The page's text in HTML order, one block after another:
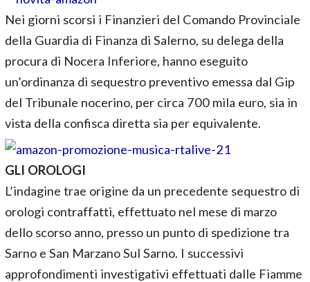
Nei giorni scorsi i Finanzieri del Comando Provinciale
della Guardia di Finanza di Salerno, su delega della
procura di Nocera Inferiore, hanno eseguito
un’ordinanza di sequestro preventivo emessa dal Gip
del Tribunale nocerino, per circa 700 mila euro, sia in
vista della confisca diretta sia per equivalente.
GLI OROLOGI
L’indagine trae origine da un precedente sequestro di
orologi contraffatti, effettuato nel mese di marzo
dello scorso anno, presso un punto di spedizione tra
Sarno e San Marzano Sul Sarno. I successivi
approfondimenti investigativi effettuati dalle Fiamme